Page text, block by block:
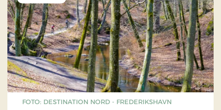
FOTO: DESTINATION NORD - FREDERIKSHAVN